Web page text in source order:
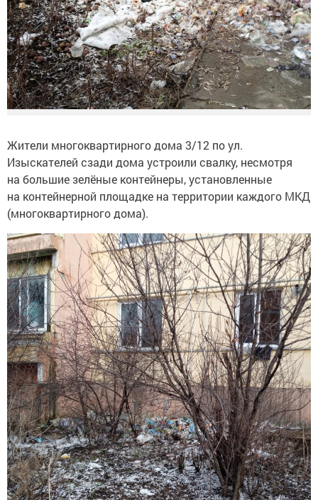
Жители многоквартирного дома 3/12 по ул.
Изыскателей сзади дома устроили свалку, несмотря
на большие зелёные контейнеры, установленные
на контейнерной площадке на территории каждого МКД
(многоквартирного дома).